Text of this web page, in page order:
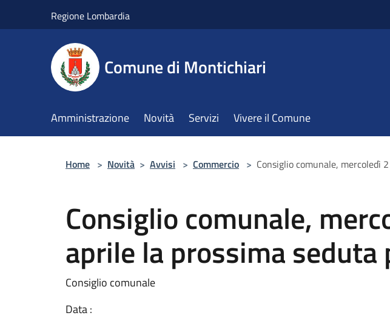
Regione Lombardia
Comune di Montichiari
Amministrazione Novità Servizi Vivere il Comune
Home > Novità > Avvisi > Commercio > Consiglio comunale, mercoledì
Consiglio comunale,
aprile la prossima seduta
Consiglio comunale
Data :